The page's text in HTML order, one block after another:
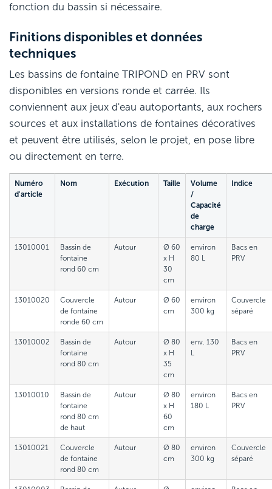
fonction du bassin si nécessaire.
Finitions disponibles et données
techniques
Les bassins de fontaine TRIPOND en PRV sont
disponibles en versions ronde et carrée. Ils
conviennent aux jeux d'eau autoportants, aux rochers
sources et aux installations de fontaines décoratives
et peuvent être utilisés, selon le projet, en pose libre
ou directement en terre.
Numéro
d'article
Nom Exécution Taille
Volume
/
Capacité
de
charge
Indice
13010001
Bassin de
fontaine
rond 60 cm
Autour
Ø 60
x H
30
cm
environ
80 L
Bacs en
PRV
13010020
Couvercle
de fontaine
ronde 60 cm
Autour
Ø 60
cm
environ
300 kg
Couvercle
séparé
13010002
Bassin de
fontaine
rond 80 cm
Autour
Ø 80
x H
35
cm
env. 130
L
Bacs en
PRV
13010010
Bassin de
fontaine
rond 80 cm
de haut
Autour
Ø 80
x H
60
cm
environ
180 L
Bacs en
PRV
13010021
Couvercle
de fontaine
rond 80 cm
Autour
Ø 80
cm
environ
300 kg
Couvercle
séparé